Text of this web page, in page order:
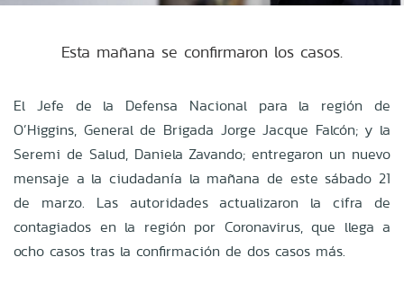
Esta mañana se confirmaron los casos.
El Jefe de la Defensa Nacional para la región de
O’Higgins, General de Brigada Jorge Jacque Falcón; y la
Seremi de Salud, Daniela Zavando; entregaron un nuevo
mensaje a la ciudadanía la mañana de este sábado 21
de marzo. Las autoridades actualizaron la cifra de
contagiados en la región por Coronavirus, que llega a
ocho casos tras la confirmación de dos casos más.